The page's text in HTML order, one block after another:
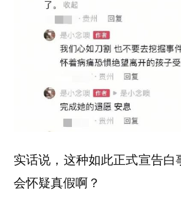
实话说，这种如此正式宣告白
会怀疑真假啊？